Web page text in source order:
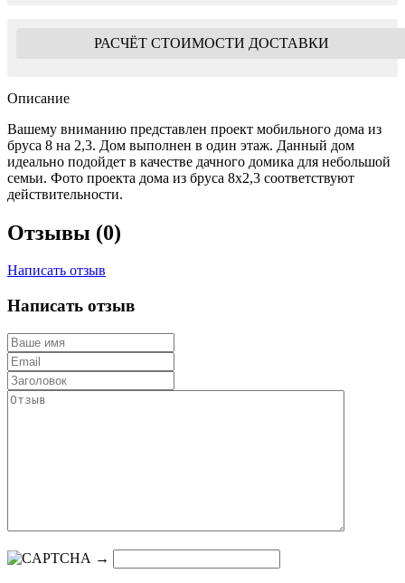
РАСЧЁТ СТОИМОСТИ ДОСТАВКИ
Описание
Вашему вниманию представлен проект мобильного дома из
бруса 8 на 2,3. Дом выполнен в один этаж. Данный дом
идеально подойдет в качестве дачного домика для небольшой
семьи. Фото проекта дома из бруса 8х2,3 соответствуют
действительности.
Отзывы (0)
Написать отзыв
Написать отзыв
→